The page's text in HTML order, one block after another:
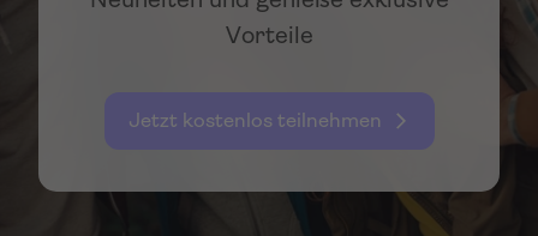
Vorteile
Jetzt kostenlos teilnehmen